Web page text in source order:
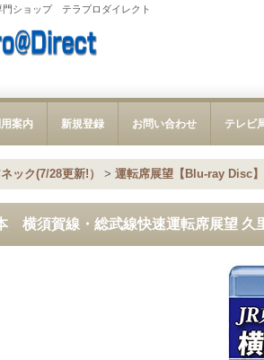
門ショップ テラプロダイレクト
案内 新規登録 お問い合わせ テレビ
ック(7/28更新!） > 運転席展望【Blu-ray Disc】
横須賀線・総武線快速運転席展望